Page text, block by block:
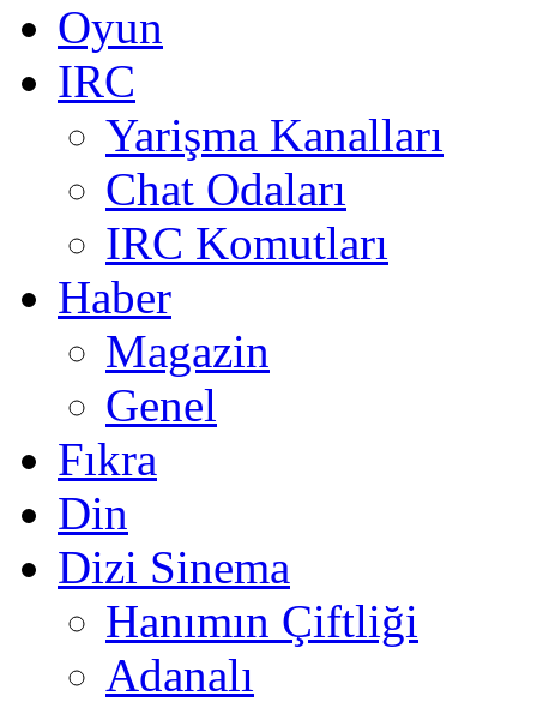
Oyun
IRC
Yarişma Kanalları
Chat Odaları
IRC Komutları
Haber
Magazin
Genel
Fıkra
Din
Dizi Sinema
Hanımın Çiftliği
Adanalı